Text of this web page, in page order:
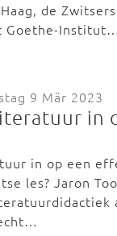
de
Goethe-Institut…
9 Mär 2023
in
in op een
les? Jaron